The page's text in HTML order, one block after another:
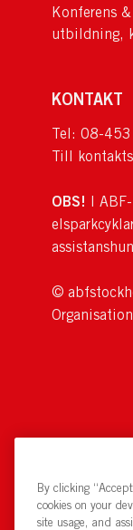
Konferens
utbildning,
KONTAKT
Tel: 08-
Till
OBS! I
©
By clicking
cookies on your
site usage, and